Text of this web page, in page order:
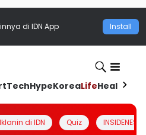
di IDN App Install
TechHypeKoreaLifeHealth
Iklanin di IDN Quiz INSIDENESIA